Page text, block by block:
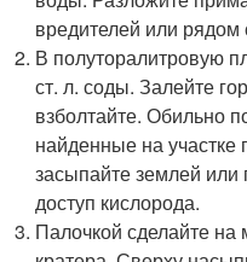
вредителей или
В полуторалитровую
ст. л. соды. Залейте
взболтайте. Обильно
найденные на участке
засыпайте землей
доступ кислорода.
Палочкой сделайте на